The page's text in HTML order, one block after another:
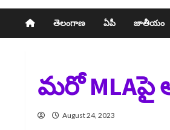
తెలంగాణ ఏపీ జాతీయం
మరో MLAపై
August 24, 2023